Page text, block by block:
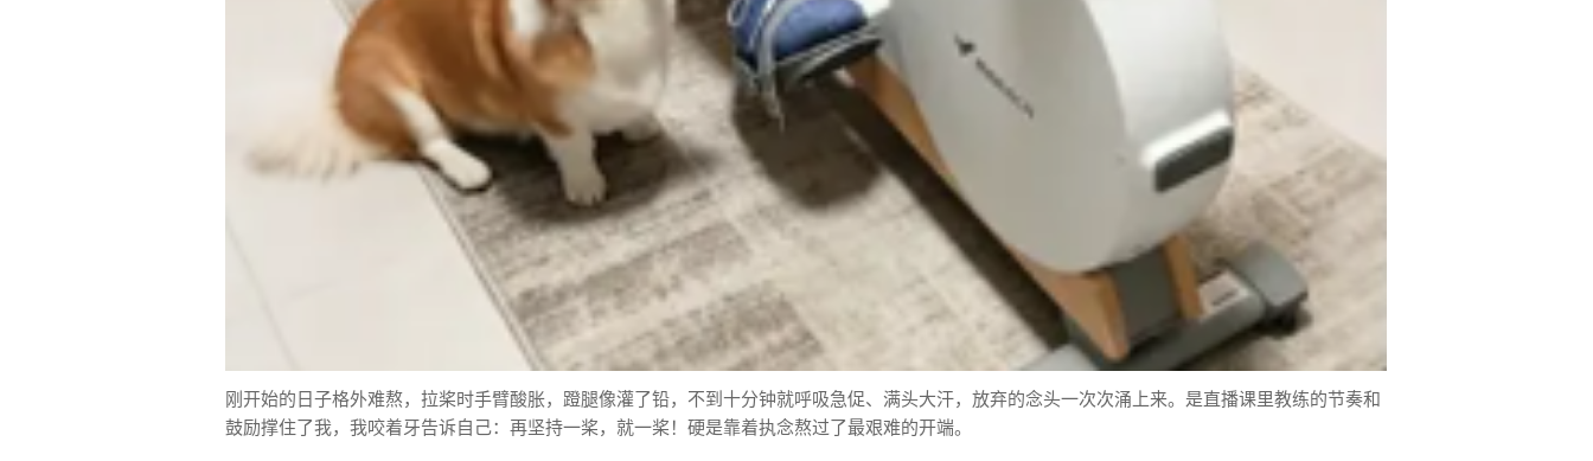
刚开始的日子格外难熬，拉桨时手臂酸胀，蹬腿像灌了铅，不到十分钟就呼吸急促、满头大汗，放弃的念头一次次涌上来。是直播课里教练的节奏和
鼓励撑住了我，我咬着牙告诉自己：再坚持一桨，就一桨！硬是靠着执念熬过了最艰难的开端。